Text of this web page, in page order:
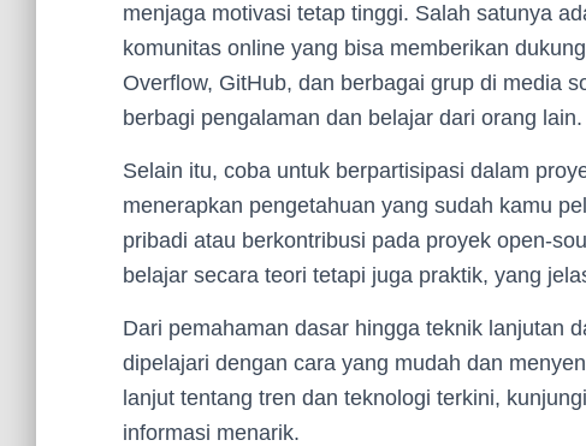
menjaga motivasi tetap tinggi. Salah satunya
komunitas online yang bisa memberikan
Overflow, GitHub, dan berbagai grup di media
berbagi pengalaman dan belajar dari orang lain.
Selain itu, coba untuk berpartisipasi dalam
menerapkan pengetahuan yang sudah kamu
pribadi atau berkontribusi pada proyek open-
belajar secara teori tetapi juga praktik, yang
Dari pemahaman dasar hingga teknik lanjutan
dipelajari dengan cara yang mudah dan
lanjut tentang tren dan teknologi terkini,
informasi menarik.